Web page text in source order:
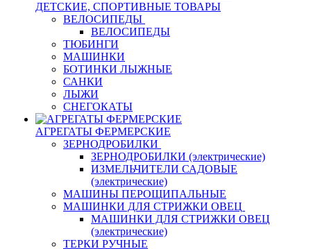
ДЕТСКИЕ, СПОРТИВНЫЕ ТОВАРЫ
ВЕЛОСИПЕДЫ
ВЕЛОСИПЕДЫ
ТЮБИНГИ
МАШИНКИ
БОТИНКИ ЛЫЖНЫЕ
САНКИ
ЛЫЖИ
СНЕГОКАТЫ
АГРЕГАТЫ ФЕРМЕРСКИЕ
ЗЕРНОДРОБИЛКИ
ЗЕРНОДРОБИЛКИ (электрические)
ИЗМЕЛЬЧИТЕЛИ САДОВЫЕ
(электрические)
МАШИНЫ ПЕРОЩИПАЛЬНЫЕ
МАШИНКИ ДЛЯ СТРИЖКИ ОВЕЦ
МАШИНКИ ДЛЯ СТРИЖКИ ОВЕЦ
(электрические)
ТЕРКИ РУЧНЫЕ